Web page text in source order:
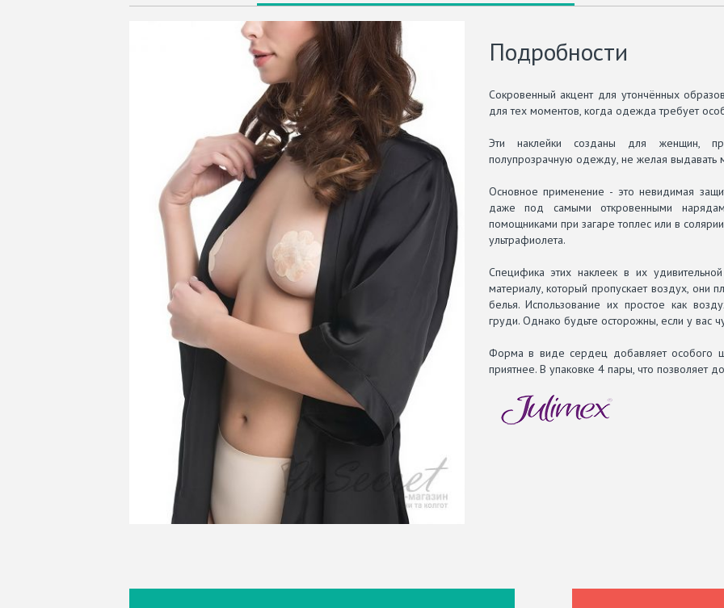
Подробности
Сокровенный акцент для утончённых
для тех моментов, когда одежда требует
Эти наклейки созданы для женщин,
полупрозрачную одежду, не желая выдавать
Основное применение - это невидимая
даже под самыми откровенными
помощниками при загаре топлес или в
ультрафиолета.
Специфика этих наклеек в их
материалу, который пропускает воздух, они
белья. Использование их простое как
груди. Однако будьте осторожны, если у вас
Форма в виде сердец добавляет особого
приятнее. В упаковке 4 пары, что позволяет